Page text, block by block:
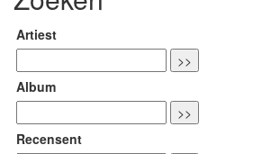
Artiest
Album
Recensent